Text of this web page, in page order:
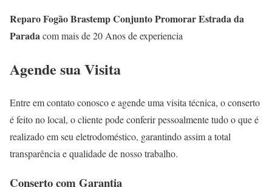
Reparo Fogão Brastemp Conjunto Promorar Estrada da
Paradacom mais de 20 Anos de experiencia
Agende sua Visita
Entre em contato conosco e agende uma visita técnica, o conserto
é feito no local, o cliente pode conferir pessoalmente tudo o que é
realizado em seu eletrodoméstico, garantindo assim a total
transparência e qualidade de nosso trabalho.
Conserto com Garantia